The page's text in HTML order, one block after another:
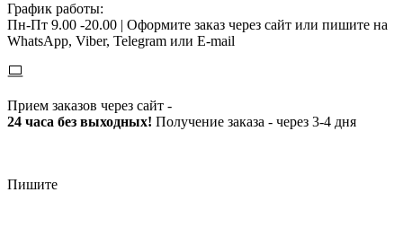
График работы:
Пн-Пт 9.00 -20.00 | Оформите заказ через сайт или пишите на
WhatsApp, Viber, Telegram или E-mail
Прием заказов через сайт -
24 часа без выходных! Получение заказа - через 3-4 дня
Пишите